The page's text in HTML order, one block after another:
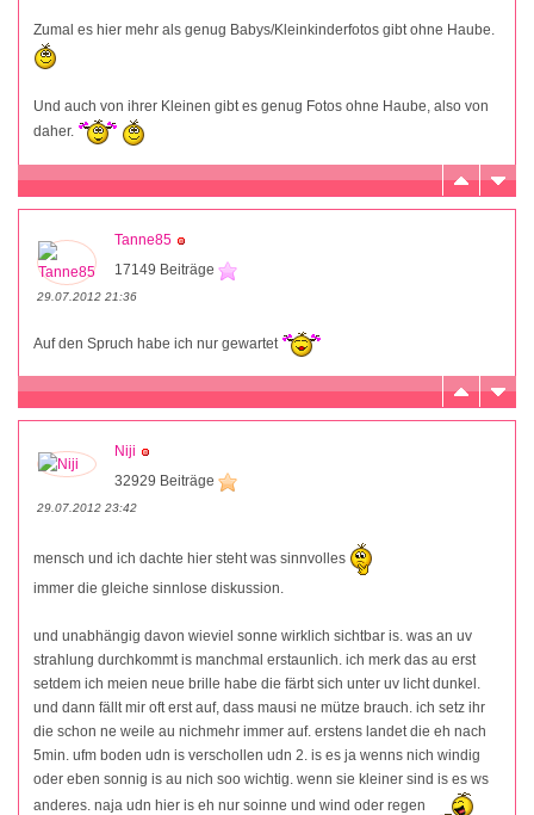
Zumal es hier mehr als genug Babys/Kleinkinderfotos gibt ohne Haube.
Und auch von ihrer Kleinen gibt es genug Fotos ohne Haube, also von
daher.
Tanne85
17149 Beiträge
29.07.2012 21:36
Auf den Spruch habe ich nur gewartet
Niji
32929 Beiträge
29.07.2012 23:42
mensch und ich dachte hier steht was sinnvolles
immer die gleiche sinnlose diskussion.
und unabhängig davon wieviel sonne wirklich sichtbar is. was an uv
strahlung durchkommt is manchmal erstaunlich. ich merk das au erst
setdem ich meien neue brille habe die färbt sich unter uv licht dunkel.
und dann fällt mir oft erst auf, dass mausi ne mütze brauch. ich setz ihr
die schon ne weile au nichmehr immer auf. erstens landet die eh nach
5min. ufm boden udn is verschollen udn 2. is es ja wenns nich windig
oder eben sonnig is au nich soo wichtig. wenn sie kleiner sind is es ws
anderes. naja udn hier is eh nur soinne und wind oder regen